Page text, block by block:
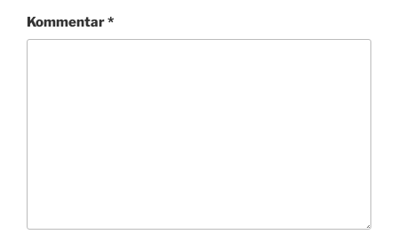
Kommentar*